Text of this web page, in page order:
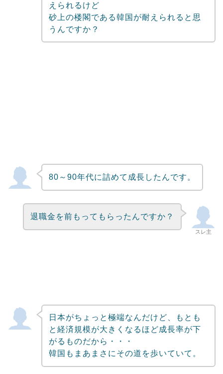
えられるけど
砂上の楼閣である韓国が耐えられると思
うんですか？
80～90年代に詰めて成長したんです。
スレ主
退職金を前もってもらったんですか？
日本がちょっと極端なんだけど、もとも
と経済規模が大きくなるほど成長率が下
がるものだから・・・
韓国もまあまさにその道を歩いていて。